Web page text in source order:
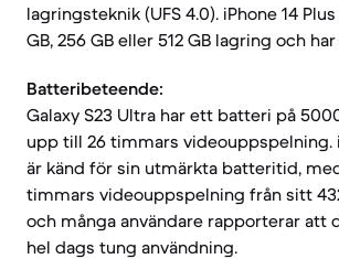
lagringsteknik (UFS 4.0). iPhone 14
GB, 256 GB eller 512 GB lagring och har
Batteribeteende:
Galaxy S23 Ultra har ett batteri på
upp till 26 timmars videouppspelning.
är känd för sin utmärkta batteritid,
timmars videouppspelning från sitt
och många användare rapporterar att
hel dags tung användning.